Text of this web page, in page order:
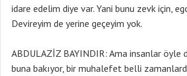
idare edelim diye var. Yani bunu zevk için,
Devireyim de yerine geçeyim yok.
ABDULAZİZ BAYINDIR: Ama insanlar öyle
buna bakıyor, bir muhalefet belli